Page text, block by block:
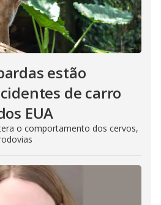
estão
de carro
EUA
o comportamento dos cervos,